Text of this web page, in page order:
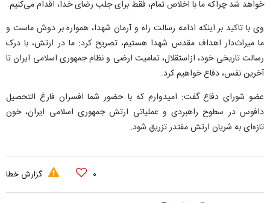
خواهد شد چراکه ما با اخلاص تمام، فقط برای جلب رضای خدا، اقدام می‌کنیم.
وی با تاکید بر اینکه ادامه رسالت راه و آرمان شهدا، همواره بر دوش ماست و
ما میراث‌دار اهداف مقدس شهدا هستیم، تصریح کرد: ما در ارتش، با درک
رسالت تاریخی خود، ازاستقلال، تمامیت ارضی و نظام جمهوری اسلامی ایران تا
آخرین نفس، دفاع خواهیم کرد.
عضو شورای دفاع گفت: امیدوارم که با حضور شما افسران فارغ التحصیل
دافوس در سطوح راهبردی و عملیاتی ارتش جمهوری اسلامی ایران، خون
تازه‌ای به شریان ارتش مقتدر تزریق شود.
۰ گزارش خطا